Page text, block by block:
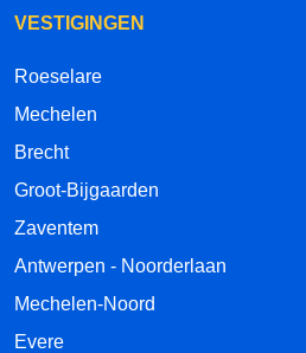
VESTIGINGEN
Roeselare
Mechelen
Brecht
Groot-Bijgaarden
Zaventem
Antwerpen - Noorderlaan
Mechelen-Noord
Evere